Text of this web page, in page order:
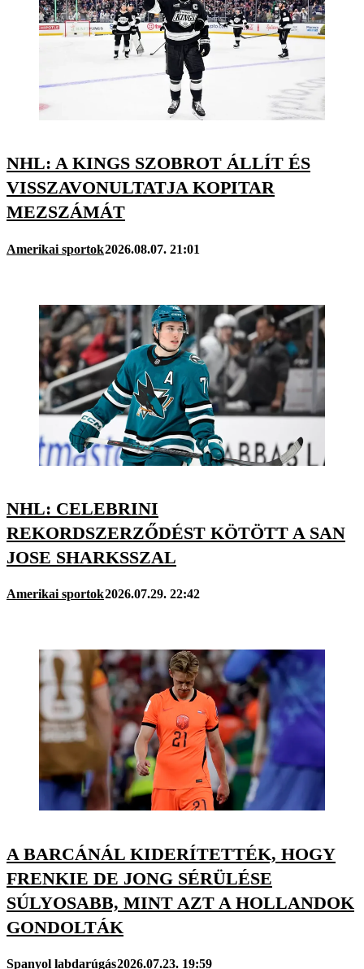
NHL: A KINGS SZOBROT ÁLLÍT ÉS
VISSZAVONULTATJA KOPITAR
MEZSZÁMÁT
Amerikai sportok2026.08.07. 21:01
NHL: CELEBRINI
REKORDSZERZŐDÉST KÖTÖTT A SAN
JOSE SHARKSSZAL
Amerikai sportok2026.07.29. 22:42
A BARCÁNÁL KIDERÍTETTÉK, HOGY
FRENKIE DE JONG SÉRÜLÉSE
SÚLYOSABB, MINT AZT A HOLLANDOK
GONDOLTÁK
Spanyol labdarúgás2026.07.23. 19:59